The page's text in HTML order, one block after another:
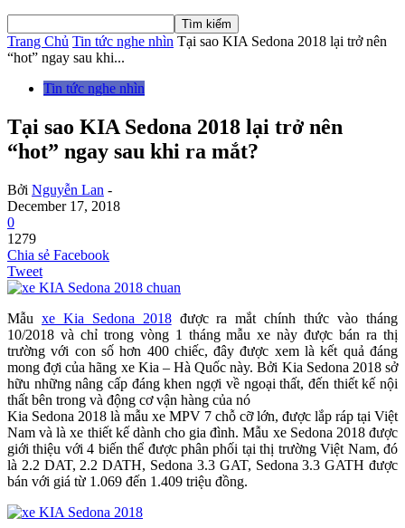
Trang Chủ Tin tức nghe nhìn Tại sao KIA Sedona 2018 lại trở nên
“hot” ngay sau khi...
Tin tức nghe nhìn
Tại sao KIA Sedona 2018 lại trở nên
“hot” ngay sau khi ra mắt?
Bởi Nguyễn Lan -
December 17, 2018
0
1279
Chia sẻ Facebook
Tweet
Mẫu xe Kia Sedona 2018được ra mắt chính thức vào tháng
10/2018 và chỉ trong vòng 1 tháng mẫu xe này được bán ra thị
trường với con số hơn 400 chiếc, đây được xem là kết quả đáng
mong đợi của hãng xe Kia – Hà Quốc này. Bởi Kia Sedona 2018 sở
hữu những nâng cấp đáng khen ngợi về ngoại thất, đến thiết kế nội
thất bên trong và động cơ vận hàng của nó
Kia Sedona 2018 là mẫu xe MPV 7 chỗ cỡ lớn, được lắp ráp tại Việt
Nam và là xe thiết kế dành cho gia đình. Mẫu xe Sedona 2018 được
giới thiệu với 4 biến thể được phân phối tại thị trường Việt Nam, đó
là 2.2 DAT, 2.2 DATH, Sedona 3.3 GAT, Sedona 3.3 GATH được
bán với giá từ 1.069 đến 1.409 triệu đồng.